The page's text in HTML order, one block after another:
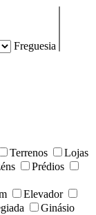
Freguesia
Terrenos
Lojas
Prédios
Elevador
Ginásio